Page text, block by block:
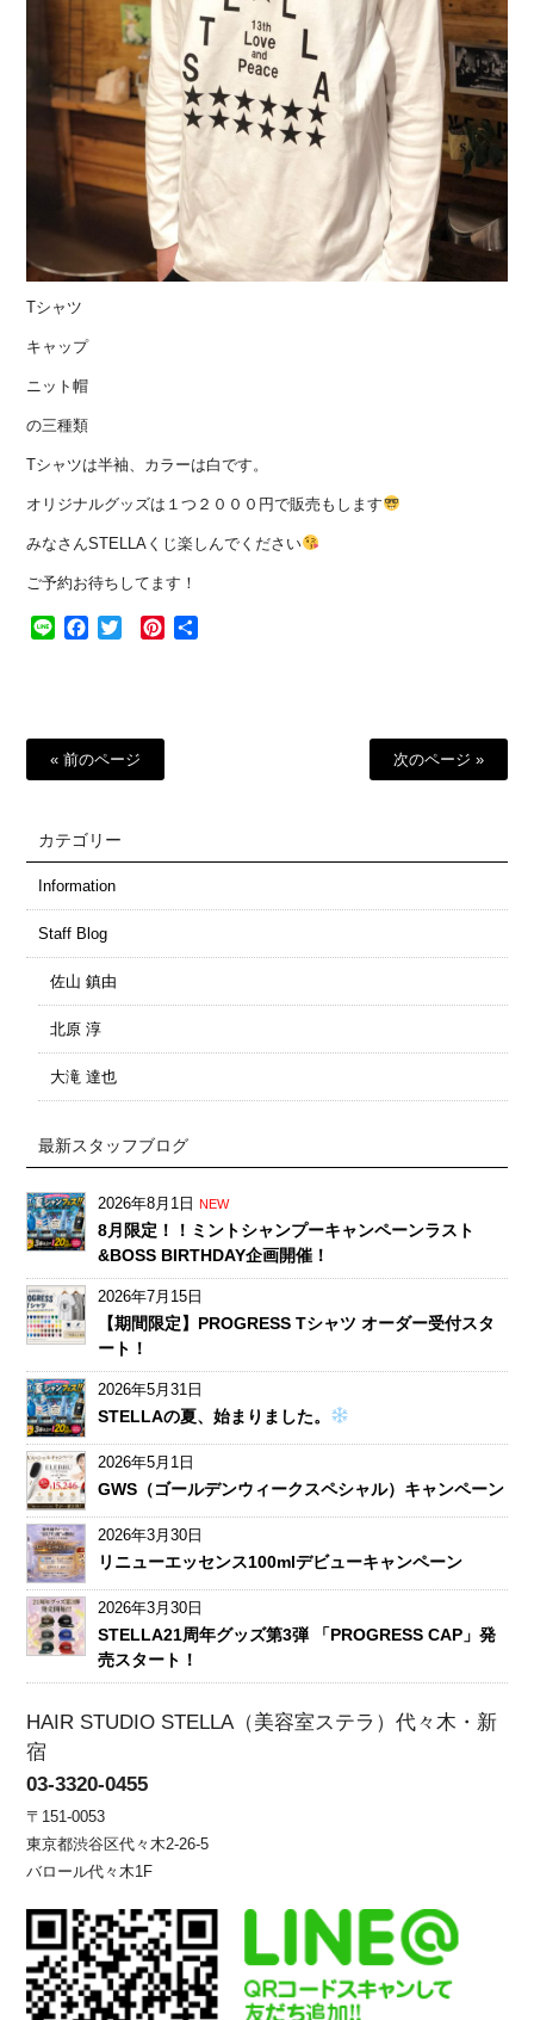
Tシャツ
キャップ
ニット帽
の三種類
Tシャツは半袖、カラーは白です。
オリジナルグッズは１つ２０００円で販売もします
みなさんSTELLAくじ楽しんでください
ご予約お待ちしてます！
Line Facebook
Twitter Pinterest
« 前のページ 次のページ »
カテゴリー
Information
Staff Blog
佐山 鎮由
北原 淳
大滝 達也
最新スタッフブログ
2026年8月1日 NEW
8月限定！！ミントシャンプーキャンペーンラスト
&BOSS BIRTHDAY企画開催！
2026年7月15日
【期間限定】PROGRESS Tシャツ オーダー受付スタ
ート！
2026年5月31日
STELLAの夏、始まりました。
2026年5月1日
GWS（ゴールデンウィークスペシャル）キャンペーン
2026年3月30日
リニューエッセンス100mlデビューキャンペーン
2026年3月30日
STELLA21周年グッズ第3弾 「PROGRESS CAP」発
売スタート！
HAIR STUDIO STELLA（美容室ステラ）代々木・新
宿
03-3320-0455
〒151-0053
東京都渋谷区代々木2-26-5
バロール代々木1F